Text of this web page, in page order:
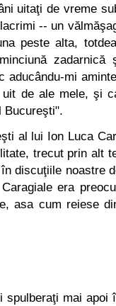
uitaţi de vreme
-- un
peste alta,
zadarnică
aducându-mi
de ale mele, şi
Bucureşti".
al lui Ion Luca
trecut prin alt
discuţiile noastre
era
asa cum reiese
spulberaţi mai apoi